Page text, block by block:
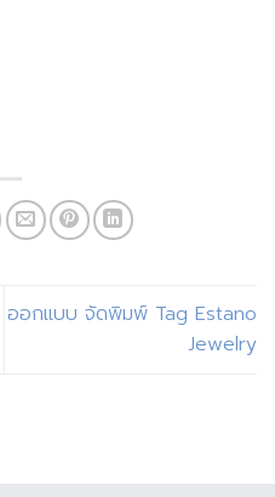
ออกแบบ จัดพิมพ์ Tag Estano
Jewelry